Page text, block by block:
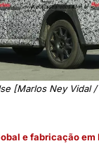
[Marlos Ney Vidal
e fabricação em